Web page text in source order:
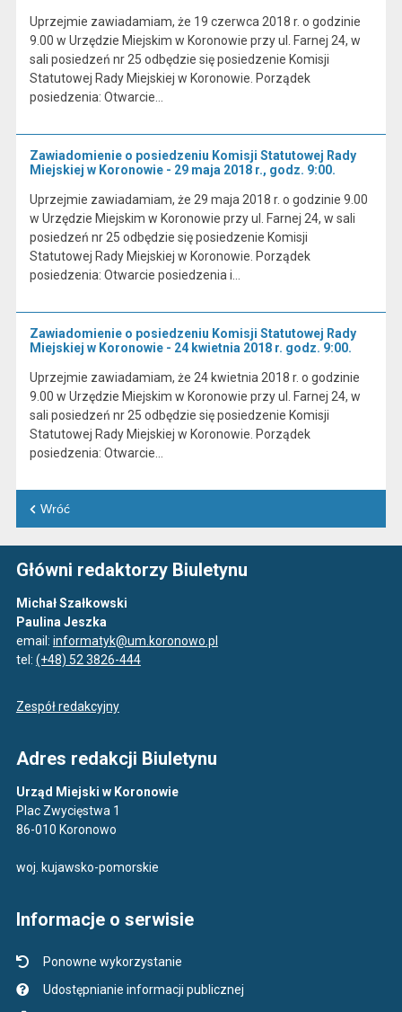
Uprzejmie zawiadamiam, że 19 czerwca 2018 r. o godzinie
9.00 w Urzędzie Miejskim w Koronowie przy ul. Farnej 24, w
sali posiedzeń nr 25 odbędzie się posiedzenie Komisji
Statutowej Rady Miejskiej w Koronowie. Porządek
posiedzenia: Otwarcie…
Zawiadomienie o posiedzeniu Komisji Statutowej Rady
Miejskiej w Koronowie - 29 maja 2018 r., godz. 9:00.
Uprzejmie zawiadamiam, że 29 maja 2018 r. o godzinie 9.00
w Urzędzie Miejskim w Koronowie przy ul. Farnej 24, w sali
posiedzeń nr 25 odbędzie się posiedzenie Komisji
Statutowej Rady Miejskiej w Koronowie. Porządek
posiedzenia: Otwarcie posiedzenia i…
Zawiadomienie o posiedzeniu Komisji Statutowej Rady
Miejskiej w Koronowie - 24 kwietnia 2018 r. godz. 9:00.
Uprzejmie zawiadamiam, że 24 kwietnia 2018 r. o godzinie
9.00 w Urzędzie Miejskim w Koronowie przy ul. Farnej 24, w
sali posiedzeń nr 25 odbędzie się posiedzenie Komisji
Statutowej Rady Miejskiej w Koronowie. Porządek
posiedzenia: Otwarcie…
Wróć
Główni redaktorzy Biuletynu
Michał Szałkowski
Paulina Jeszka
email: informatyk@um.koronowo.pl
tel: (+48) 52 3826-444
Zespół redakcyjny
Adres redakcji Biuletynu
Urząd Miejski w Koronowie
Plac Zwycięstwa 1
86-010 Koronowo
woj. kujawsko-pomorskie
Informacje o serwisie
Ponowne wykorzystanie
Udostępnianie informacji publicznej